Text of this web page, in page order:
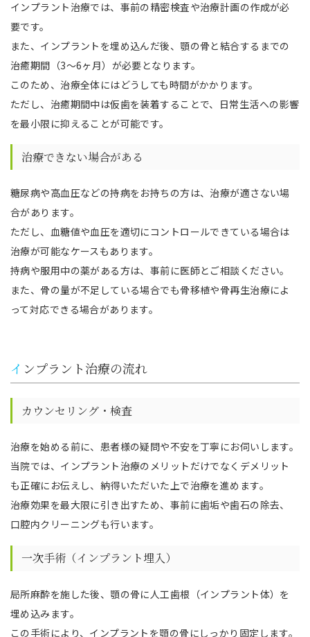
インプラント治療では、事前の精密検査や治療計画の作成が必
要です。
また、インプラントを埋め込んだ後、顎の骨と結合するまでの
治癒期間（3〜6ヶ月）が必要となります。
このため、治療全体にはどうしても時間がかかります。
ただし、治癒期間中は仮歯を装着することで、日常生活への影響
を最小限に抑えることが可能です。
治療できない場合がある
糖尿病や高血圧などの持病をお持ちの方は、治療が適さない場
合があります。
ただし、血糖値や血圧を適切にコントロールできている場合は
治療が可能なケースもあります。
持病や服用中の薬がある方は、事前に医師とご相談ください。
また、骨の量が不足している場合でも骨移植や骨再生治療によ
って対応できる場合があります。
インプラント治療の流れ
カウンセリング・検査
治療を始める前に、患者様の疑問や不安を丁寧にお伺いします。
当院では、インプラント治療のメリットだけでなくデメリット
も正確にお伝えし、納得いただいた上で治療を進めます。
治療効果を最大限に引き出すため、事前に歯垢や歯石の除去、
口腔内クリーニングも行います。
一次手術（インプラント埋入）
局所麻酔を施した後、顎の骨に人工歯根（インプラント体）を
埋め込みます。
この手術により、インプラントを顎の骨にしっかり固定します。